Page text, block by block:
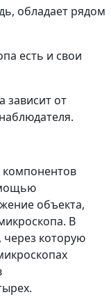
обладает рядом
есть и свои
от
объекта,
В
через которую